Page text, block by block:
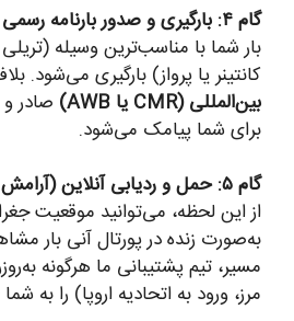
گام ۴: بارگیری و صدور بارنامه رسمی
بار شما با مناسب‌ترین وسیله (تریلی
کانتینر یا پرواز) بارگیری می‌شود.
بین‌المللی (CMR یا AWB)
صادر
برای شما پیامک می‌شود.
گام ۵: حمل و ردیابی آنلاین (آرامش کامل)
از این لحظه، می‌توانید موقعیت
به‌صورت زنده در پورتال آنی بار
مسیر، تیم پشتیبانی ما هرگونه
مرز، ورود به اتحادیه اروپا) را به